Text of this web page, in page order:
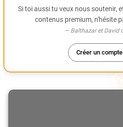
Si toi aussi tu veux nous soutenir,
contenus premium, n'hésite
— Balthazar et David
Créer un